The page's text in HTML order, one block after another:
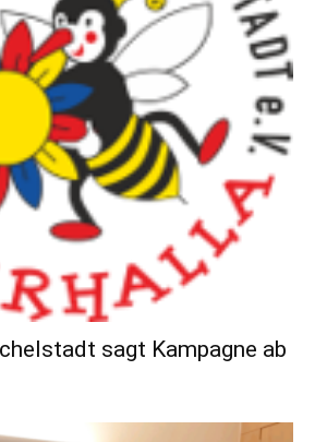
sagt Kampagne ab